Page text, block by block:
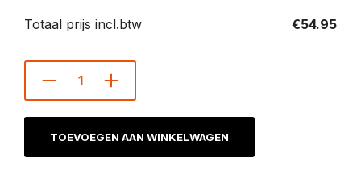
Totaal prijs incl.btw €54.95
TOEVOEGEN AAN WINKELWAGEN